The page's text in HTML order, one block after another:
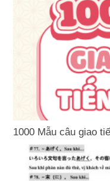
1000 Mẫu câu giao